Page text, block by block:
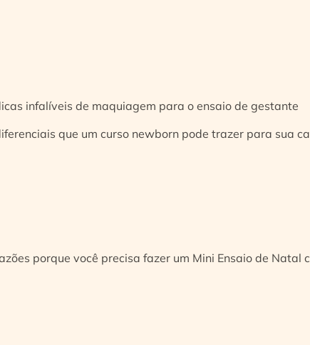
infalíveis de maquiagem para o ensaio de gestante
que um curso newborn pode trazer para sua
porque você precisa fazer um Mini Ensaio de Natal